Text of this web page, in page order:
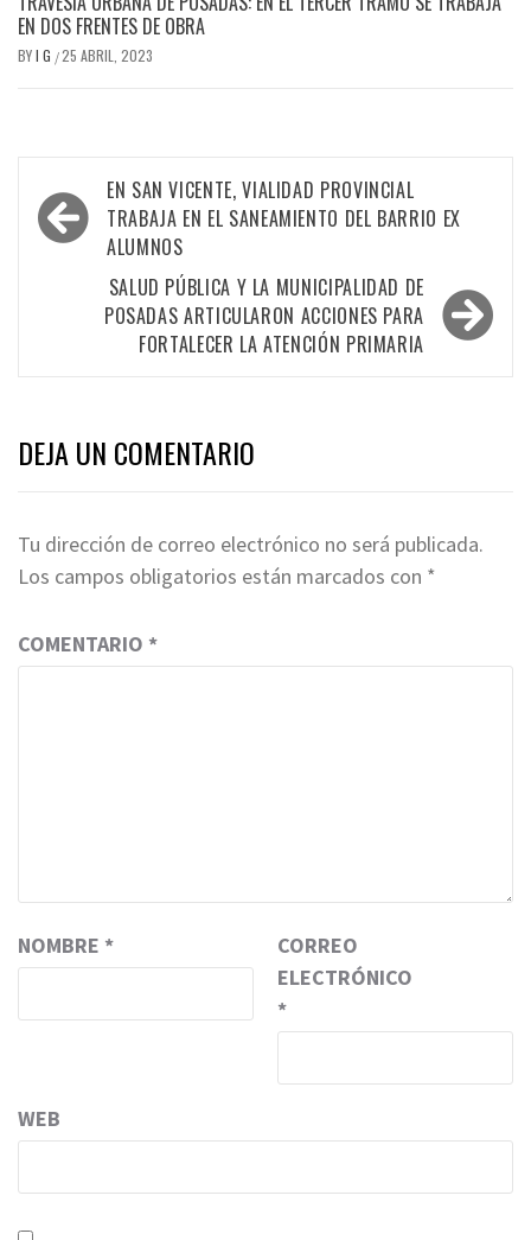
EN DOS FRENTES DE OBRA
BYI G /25 ABRIL, 2023
Navegación
de
entradas
EN SAN VICENTE, VIALIDAD PROVINCIAL
TRABAJA EN EL SANEAMIENTO DEL BARRIO EX
ALUMNOS
SALUD PÚBLICA Y LA MUNICIPALIDAD DE
POSADAS ARTICULARON ACCIONES PARA
FORTALECER LA ATENCIÓN PRIMARIA
DEJA UN COMENTARIO
Tu dirección de correo electrónico no será publicada.
Los campos obligatorios están marcados con *
COMENTARIO *
NOMBRE *
CORREO
ELECTRÓNICO
*
WEB